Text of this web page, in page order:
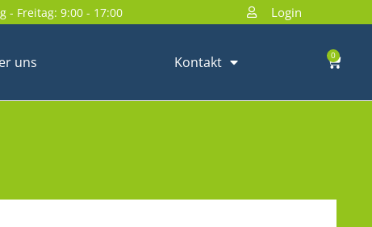
- Freitag: 9:00 - 17:00 Login
uns Kontakt 0